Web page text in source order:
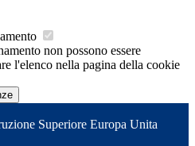
non possono essere
l'elenco nella pagina della cookie
Superiore Europa Unita